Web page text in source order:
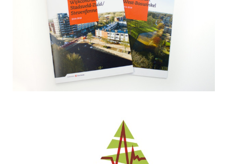
Wijkcontracten Gemeente Enschede